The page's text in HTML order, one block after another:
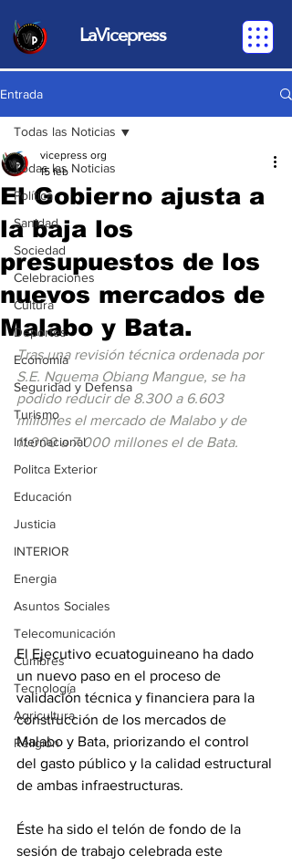
LaVicepress
Entrada
Todas las Noticias
Política
Sanidad
Sociedad
Celebraciones
Cultura
Deportes
Economia
Seguridad y Defensa
Turismo
Internacional
Politca Exterior
Educación
Justicia
INTERIOR
Energia
Asuntos Sociales
Telecomunicación
Cumbres
Tecnología
Agricultura
Religión
Todas las Noticias
El Gobierno ajusta a
la baja los
presupuestos de los
nuevos mercados de
Malabo y Bata.
vicepress org
15 feb
Tras una revisión técnica ordenada por
S.E. Nguema Obiang Mangue, se ha
podido reducir de 8.300 a 6.603
millones el mercado de Malabo y de
11.000 a 7.000 millones el de Bata.
El Ejecutivo ecuatoguineano ha dado
un nuevo paso en el proceso de
validación técnica y financiera para la
construcción de los mercados de
Malabo y Bata, priorizando el control
del gasto público y la calidad estructural
de ambas infraestructuras.
Éste ha sido el telón de fondo de la
sesión de trabajo celebrada este